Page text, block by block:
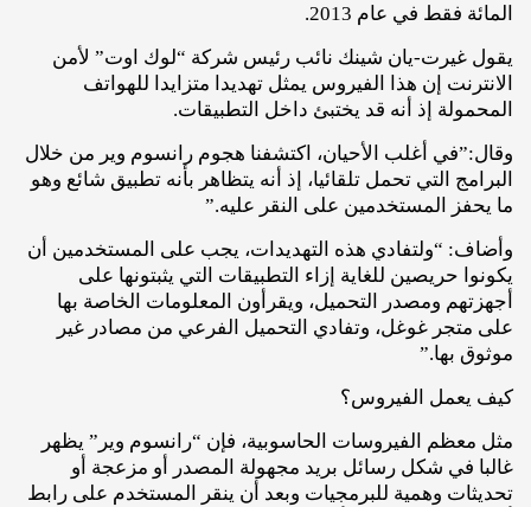
المائة فقط في عام 2013.
يقول غيرت-يان شينك نائب رئيس شركة “لوك اوت” لأمن
الانترنت إن هذا الفيروس يمثل تهديدا متزايدا للهواتف
المحمولة إذ أنه قد يختبئ داخل التطبيقات.
وقال:”في أغلب الأحيان، اكتشفنا هجوم رانسوم وير من خلال
البرامج التي تحمل تلقائيا، إذ أنه يتظاهر بأنه تطبيق شائع وهو
ما يحفز المستخدمين على النقر عليه.”
وأضاف: “ولتفادي هذه التهديدات، يجب على المستخدمين أن
يكونوا حريصين للغاية إزاء التطبيقات التي يثبتونها على
أجهزتهم ومصدر التحميل، ويقرأون المعلومات الخاصة بها
على متجر غوغل، وتفادي التحميل الفرعي من مصادر غير
موثوق بها.”
كيف يعمل الفيروس؟
مثل معظم الفيروسات الحاسوبية، فإن “رانسوم وير” يظهر
غالبا في شكل رسائل بريد مجهولة المصدر أو مزعجة أو
تحديثات وهمية للبرمجيات وبعد أن ينقر المستخدم على رابط